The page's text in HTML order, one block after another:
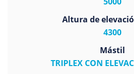
Altura de
4300
Mástil
TRIPLEX CON